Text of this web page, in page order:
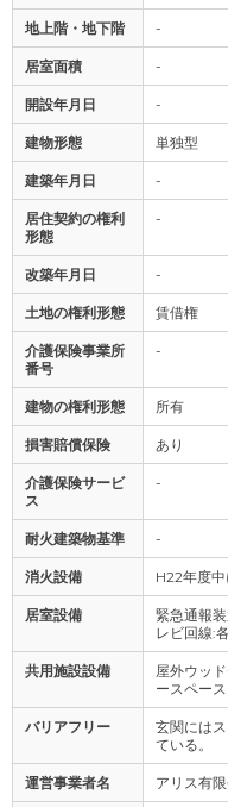
地上階・地下階 -
居室面積 -
開設年月日 -
建物形態 単独型
建築年月日 -
居住契約の権利
形態
-
改築年月日 -
土地の権利形態 賃借権
介護保険事業所
番号
-
建物の権利形態 所有
損害賠償保険 あり
介護保険サービ
ス
-
耐火建築物基準 -
消火設備 H22年度
居室設備
緊急通報
レビ回線:
共用施設設備
屋外ウッ
ースペース
バリアフリー
玄関には
ている。
運営事業者名 アリス有